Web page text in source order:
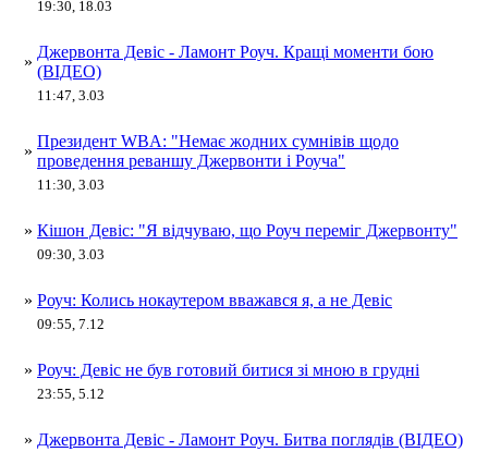
19:30, 18.03
»
Джервонта Девіс - Ламонт Роуч. Кращі моменти бою
(ВІДЕО)
11:47, 3.03
»
Президент WBA: "Немає жодних сумнівів щодо
проведення реваншу Джервонти і Роуча"
11:30, 3.03
» Кішон Девіс: "Я відчуваю, що Роуч переміг Джервонту"
09:30, 3.03
» Роуч: Колись нокаутером вважався я, а не Девіс
09:55, 7.12
» Роуч: Девіс не був готовий битися зі мною в грудні
23:55, 5.12
» Джервонта Девіс - Ламонт Роуч. Битва поглядів (ВІДЕО)